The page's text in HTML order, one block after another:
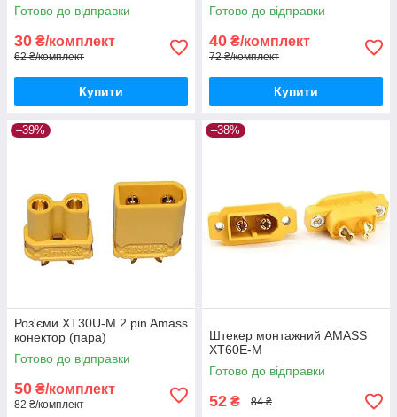
Готово до відправки
30 ₴/комплект
62 ₴/комплект
Купити
Готово до відправки
40 ₴/комплект
72 ₴/комплект
Купити
–39%
Роз'єми XT30U-M 2 pin Amass
конектор (пара)
Готово до відправки
50 ₴/комплект
82 ₴/комплект
–38%
Штекер монтажний АMАЅЅ
ХТ60E-М
Готово до відправки
52 ₴ 84 ₴